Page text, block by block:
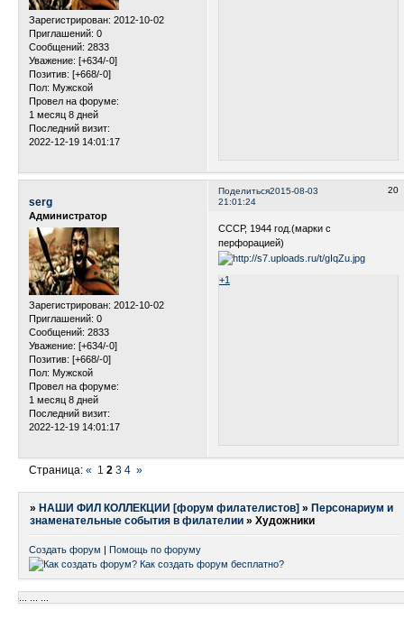
Зарегистрирован: 2012-10-02
Приглашений: 0
Сообщений: 2833
Уважение: [+634/-0]
Позитив: [+668/-0]
Пол: Мужской
Провел на форуме:
1 месяц 8 дней
Последний визит:
2022-12-19 14:01:17
Поделиться 20
2015-08-03
21:01:24
serg
Администратор
Зарегистрирован: 2012-10-02
Приглашений: 0
Сообщений: 2833
Уважение: [+634/-0]
Позитив: [+668/-0]
Пол: Мужской
Провел на форуме:
1 месяц 8 дней
Последний визит:
2022-12-19 14:01:17
СССР, 1944 год.(марки c
перфорацией)
+1
Страница:« 1 2 3 4 »
» НАШИ ФИЛ КОЛЛЕКЦИИ [форум филателистов] » Персонариум и
знаменательные события в филателии »Художники
Создать форум | Помощь по форуму